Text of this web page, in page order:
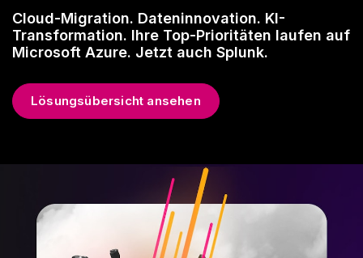
Cloud-Migration. Dateninnovation. KI-
Transformation. Ihre Top-Prioritäten laufen auf
Microsoft Azure. Jetzt auch Splunk.
Lösungsübersicht ansehen